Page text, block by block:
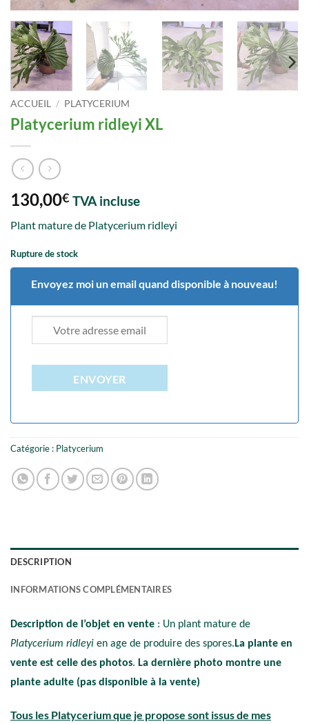
ACCUEIL / PLATYCERIUM
Platycerium ridleyi XL
130,00€ TVA incluse
Plant mature de Platycerium ridleyi
Rupture de stock
Envoyez moi un email quand disponible à nouveau!
ENVOYER
Catégorie : Platycerium
DESCRIPTION
INFORMATIONS COMPLÉMENTAIRES
Description de l’objet en vente : Un plant mature de
Platycerium ridleyi en age de produire des spores. La plante en
vente est celle des photos. La dernière photo montre une
plante adulte (pas disponible à la vente)
Tous les Platycerium que je propose sont issus de mes